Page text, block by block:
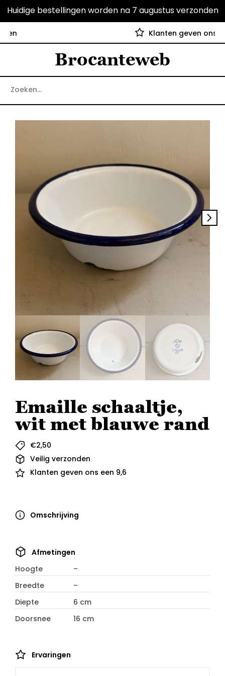
Huidige bestellingen worden na 7 augustus verzonden
Klanten geven ons een 9.6
Brocanteweb
Emaille schaaltje,
wit met blauwe rand
€2,50
Veilig verzonden
Klanten geven ons een 9,6
Omschrijving
Afmetingen
Hoogte –
Breedte –
Diepte 6 cm
Doorsnee 16 cm
Ervaringen